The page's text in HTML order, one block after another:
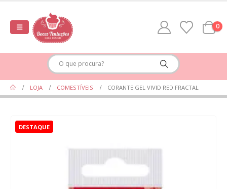
0
LOJA COMESTÍVEIS CORANTE GEL VIVID RED FRACTAL
DESTAQUE